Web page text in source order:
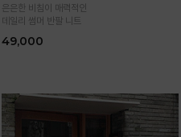
은은한 비침이 매력적인
데일리 썸머 반팔 니트
49,000